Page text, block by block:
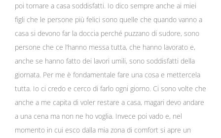
poi tornare a casa soddisfatti. Io dico sempre anche ai miei
figli che le persone più felici sono quelle che quando vanno a
casa si devono far la doccia perché puzzano di sudore, sono
persone che ce l’hanno messa tutta, che hanno lavorato e,
anche se hanno fatto dei lavori umili, sono soddisfatti della
giornata. Per me è fondamentale fare una cosa e mettercela
tutta. Io ci credo e cerco di farlo ogni giorno. Ci sono volte che
anche a me capita di voler restare a casa, magari devo andare
a una cena ma non ne ho voglia. Invece poi vado e, nel
momento in cui esco dalla mia zona di comfort si apre un